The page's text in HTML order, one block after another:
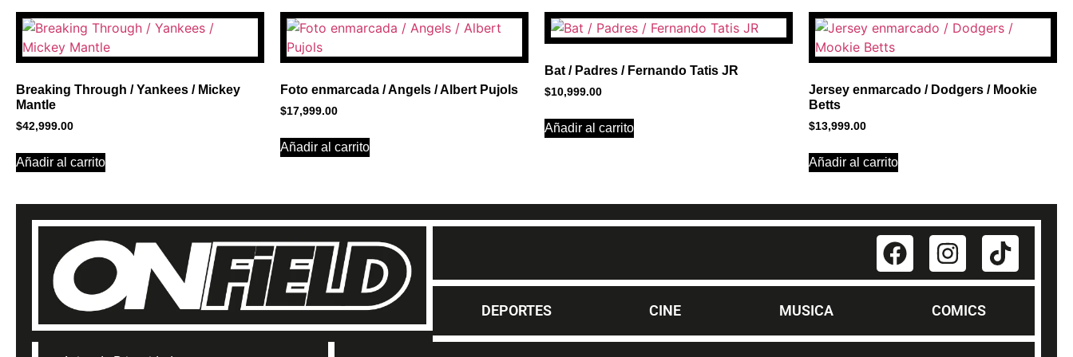
BANNER CON
PROMOCIONES 1
Click Here
Breaking Through / Yankees / Mickey
Mantle
$42,999.00
Añadir al carrito
Foto enmarcada / Angels / Albert Pujols
$17,999.00
Añadir al carrito
Bat / Padres / Fernando Tatis JR
$10,999.00
Añadir al carrito
Jersey enmarcado / Dodgers / Mookie
Betts
$13,999.00
Añadir al carrito
DEPORTES CINE MUSICA COMICS